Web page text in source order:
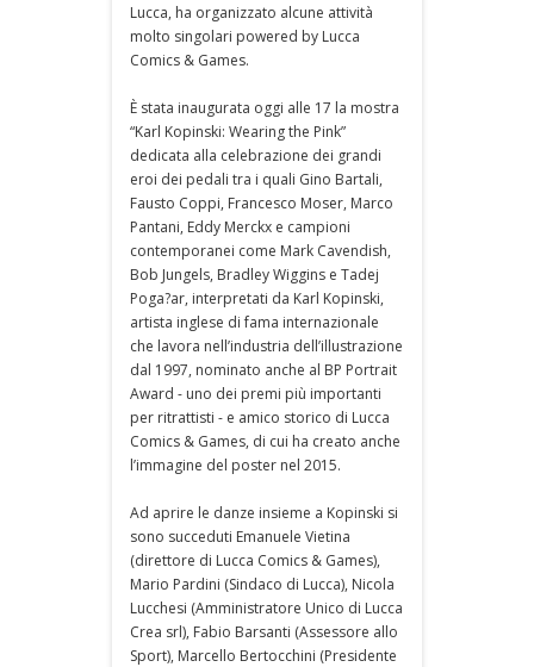
Lucca, ha organizzato alcune attività
molto singolari powered by Lucca
Comics & Games.
È stata inaugurata oggi alle 17 la mostra
“Karl Kopinski: Wearing the Pink”
dedicata alla celebrazione dei grandi
eroi dei pedali tra i quali Gino Bartali,
Fausto Coppi, Francesco Moser, Marco
Pantani, Eddy Merckx e campioni
contemporanei come Mark Cavendish,
Bob Jungels, Bradley Wiggins e Tadej
Poga?ar, interpretati da Karl Kopinski,
artista inglese di fama internazionale
che lavora nell’industria dell’illustrazione
dal 1997, nominato anche al BP Portrait
Award - uno dei premi più importanti
per ritrattisti - e amico storico di Lucca
Comics & Games, di cui ha creato anche
l’immagine del poster nel 2015.
Ad aprire le danze insieme a Kopinski si
sono succeduti Emanuele Vietina
(direttore di Lucca Comics & Games),
Mario Pardini (Sindaco di Lucca), Nicola
Lucchesi (Amministratore Unico di Lucca
Crea srl), Fabio Barsanti (Assessore allo
Sport), Marcello Bertocchini (Presidente